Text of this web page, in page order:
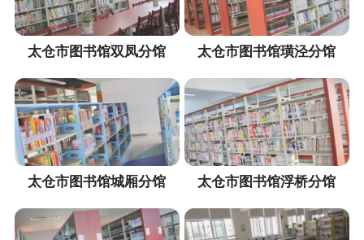
太仓市图书馆双凤分馆 太仓市图书馆璜泾分馆
太仓市图书馆城厢分馆 太仓市图书馆浮桥分馆